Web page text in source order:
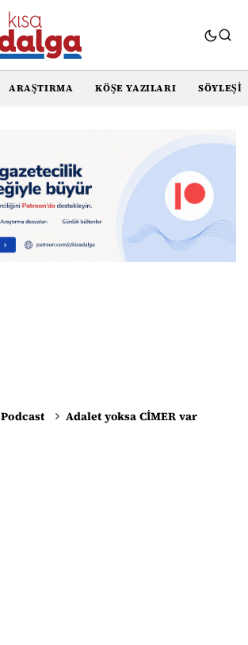
ARAŞTIRMA KÖŞE YAZILARI SÖYLEŞI
Podcast Adalet yoksa CİMER var